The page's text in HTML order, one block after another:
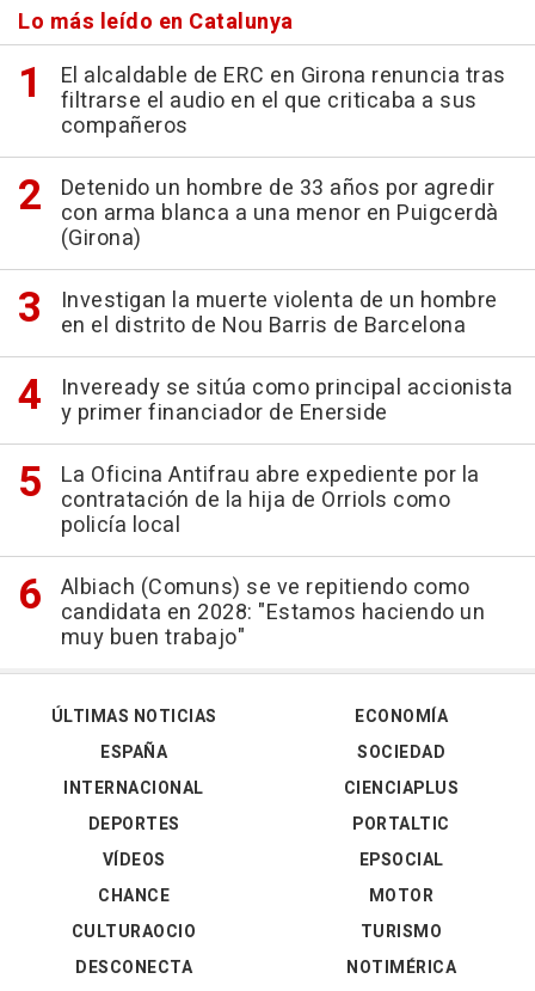
Lo más leído en Catalunya
El alcaldable de ERC en Girona renuncia tras
filtrarse el audio en el que criticaba a sus
compañeros
Detenido un hombre de 33 años por agredir
con arma blanca a una menor en Puigcerdà
(Girona)
Investigan la muerte violenta de un hombre
en el distrito de Nou Barris de Barcelona
Inveready se sitúa como principal accionista
y primer financiador de Enerside
La Oficina Antifrau abre expediente por la
contratación de la hija de Orriols como
policía local
Albiach (Comuns) se ve repitiendo como
candidata en 2028: "Estamos haciendo un
muy buen trabajo"
ÚLTIMAS NOTICIAS
ESPAÑA
INTERNACIONAL
DEPORTES
VÍDEOS
ECONOMÍA
SOCIEDAD
CIENCIAPLUS
PORTALTIC
EPSOCIAL
CHANCE
CULTURAOCIO
DESCONECTA
MOTOR
TURISMO
NOTIMÉRICA